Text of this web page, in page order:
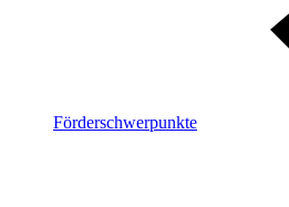
Förderschwerpunkte